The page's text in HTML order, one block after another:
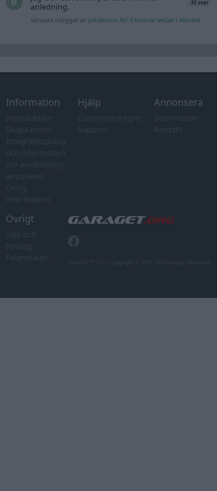
anledning.
33 svar
Senaste inlägget av Jokabsson för 3 timmar sedan iAllmänt
Information Hjälp Annonsera
Övrigt